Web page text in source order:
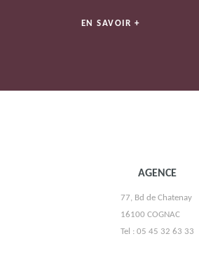
EN SAVOIR +
AGENCE
77, Bd de Chatenay
16100 COGNAC
Tel : 05 45 32 63 33